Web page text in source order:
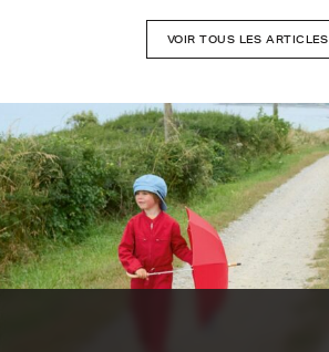
VOIR TOUS LES ARTICLES